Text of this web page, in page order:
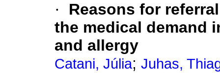
·
Reasons for
the medical demand
and allergy
Catani, Júlia; Juhas,